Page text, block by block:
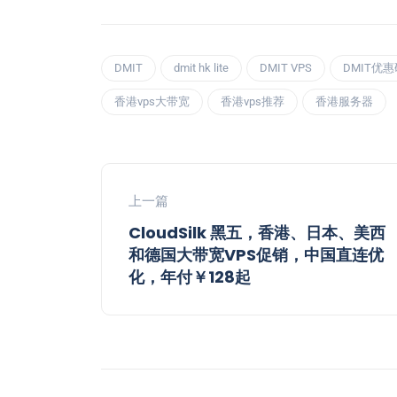
DMIT dmit hk lite DMIT VPS DMIT优惠
香港vps大带宽 香港vps推荐 香港服务器
上一篇
CloudSilk 黑五，香港、日本、美西
和德国大带宽VPS促销，中国直连优
化，年付￥128起